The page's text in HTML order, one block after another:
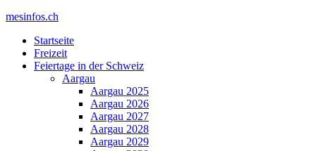
mesinfos.ch
Startseite
Freizeit
Feiertage in der Schweiz
Aargau
Aargau 2025
Aargau 2026
Aargau 2027
Aargau 2028
Aargau 2029